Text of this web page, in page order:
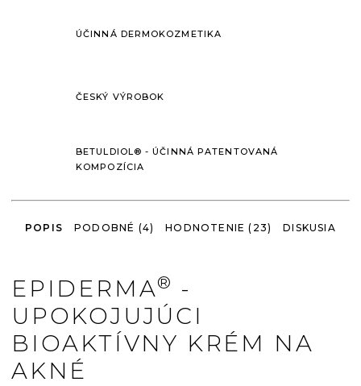
ÚČINNÁ DERMOKOZMETIKA
ČESKÝ VÝROBOK
BETULDIOL® - ÚČINNÁ PATENTOVANÁ
KOMPOZÍCIA
POPIS PODOBNÉ (4) HODNOTENIE (23) DISKUSIA
EPIDERMA® -
UPOKOJUJÚCI
BIOAKTÍVNY KRÉM NA
AKNÉ